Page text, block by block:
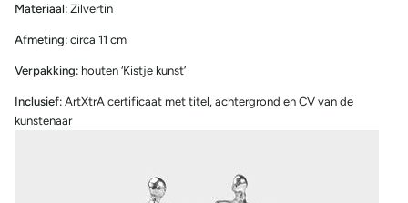
Materiaal: Zilvertin
Afmeting: circa 11 cm
Verpakking: houten ‘Kistje kunst’
Inclusief: ArtXtrA certificaat met titel, achtergrond en CV van de
kunstenaar